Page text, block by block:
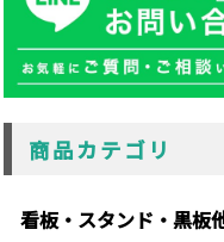
商品カテゴリ
看板・スタンド・黒板